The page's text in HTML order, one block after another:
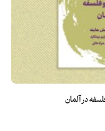
در آلمان